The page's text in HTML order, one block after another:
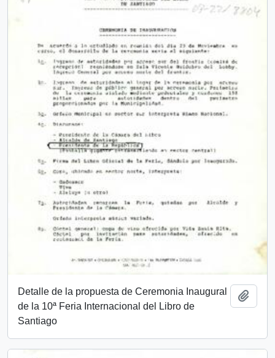
Detalle de la propuesta de Ceremonia Inaugural
de la 10ª Feria Internacional del Libro de
Santiago